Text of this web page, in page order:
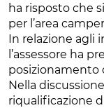
ha risposto che
per l’area
In relazione agli
l’assessore ha
posizionamento
Nella
riqualificazione